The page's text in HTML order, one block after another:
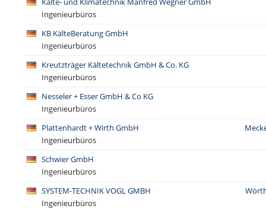
Ingenieurbüros
KB KälteBeratung GmbH
Ingenieurbüros
Kreutzträger Kältetechnik GmbH & Co. KG
Ingenieurbüros
Nesseler + Esser GmbH & Co KG
Ingenieurbüros
Plattenhardt + Wirth GmbH
Ingenieurbüros
Schwier GmbH
Ingenieurbüros
SYSTEM-TECHNIK VOGL GMBH
Ingenieurbüros